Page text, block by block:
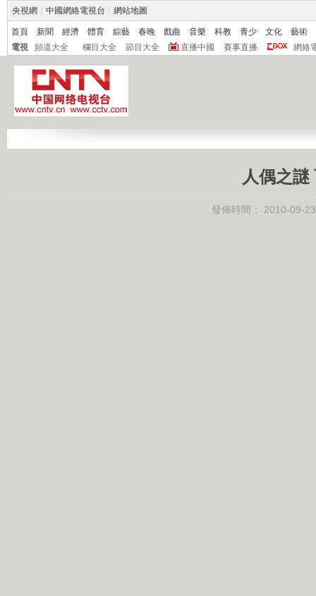
央視網 中國網絡電視台 網站地圖
首頁 新聞 經濟 體育 綜藝 春晚 戲曲 音樂 科教 青少 文化
藝術
電視
頻道大全 欄目大全 節目大全 直播中國 賽事直播 網絡
人偶之謎
發佈時間： 2010-09-